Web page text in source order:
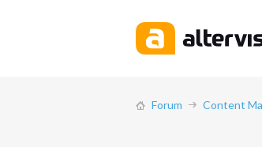
Forum Content